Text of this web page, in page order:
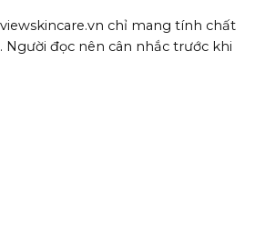
chỉ mang tính chất
đọc nên cân nhắc trước khi